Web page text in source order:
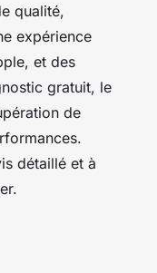
qualité,
expérience
et des
gratuit, le
de
détaillé et à